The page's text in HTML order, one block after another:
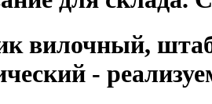
вилочный,
-